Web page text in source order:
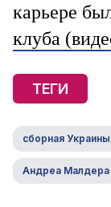
карьере
клуба
ТЕГИ
сборная Украины
Андреа Малдера